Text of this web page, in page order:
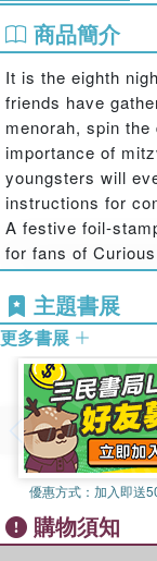
商品簡介
It is the eighth
friends have
menorah, spin
importance of
youngsters will
instructions for
A festive foil-
for fans of
investigate
主題書展
更多書展
優惠方式： 加入即送
購物須知